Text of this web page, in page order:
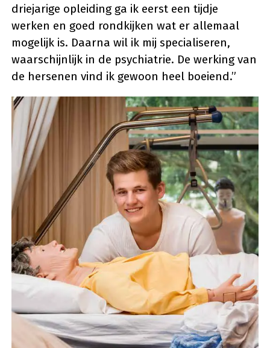
driejarige opleiding ga ik eerst een tijdje
werken en goed rondkijken wat er allemaal
mogelijk is. Daarna wil ik mij specialiseren,
waarschijnlijk in de psychiatrie. De werking van
de hersenen vind ik gewoon heel boeiend.”